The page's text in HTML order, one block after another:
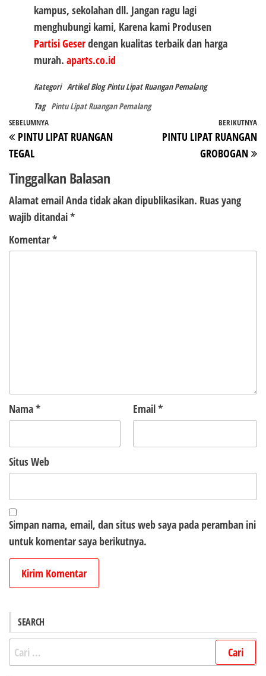
kampus, sekolahan dll. Jangan ragu lagi
menghubungi kami, Karena kami Produsen
Partisi Geserdengan kualitas terbaik dan harga
murah. aparts.co.id
Kategori Artikel Blog Pintu Lipat Ruangan Pemalang
Tag Pintu Lipat Ruangan Pemalang
Navigasi
pos
Pos
Sebelumnya
SEBELUMNYA
PINTU LIPAT RUANGAN
TEGAL
BERIKUTNYA
PINTU LIPAT RUANGAN
GROBOGAN
Tinggalkan Balasan
Alamat email Anda tidak akan dipublikasikan. Ruas yang
wajib ditandai*
Komentar*
Nama* Email*
Situs Web
Simpan nama, email, dan situs web saya pada peramban ini
untuk komentar saya berikutnya.
SEARCH
Cari
untuk: